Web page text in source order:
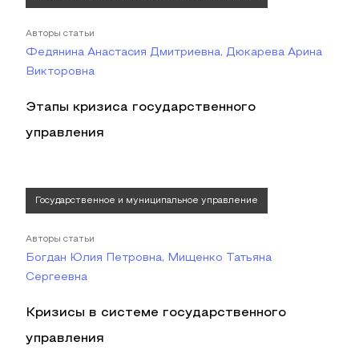
Авторы статьи
Федянина Анастасия Дмитриевна, Дюкарева Арина
Викторовна
Этапы кризиса государственного
управления
Государственное и муниципальное управление
Авторы статьи
Богдан Юлия Петровна, Мищенко Татьяна
Сергеевна
Кризисы в системе государственного
управления